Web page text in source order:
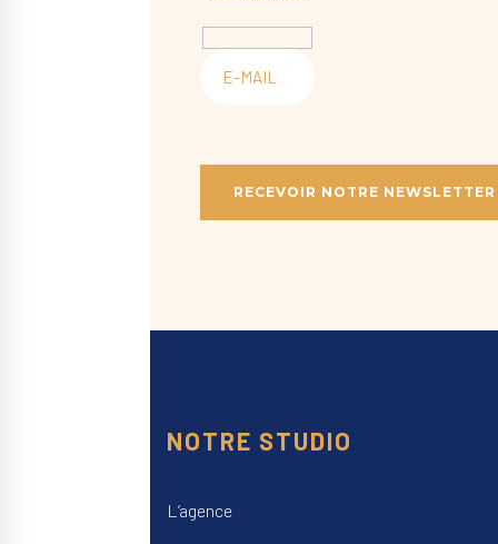
NOTRE STUDIO
L’agence